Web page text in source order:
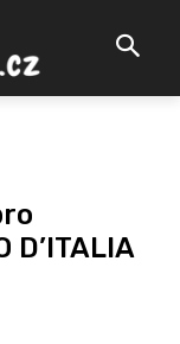
D’ITALIA